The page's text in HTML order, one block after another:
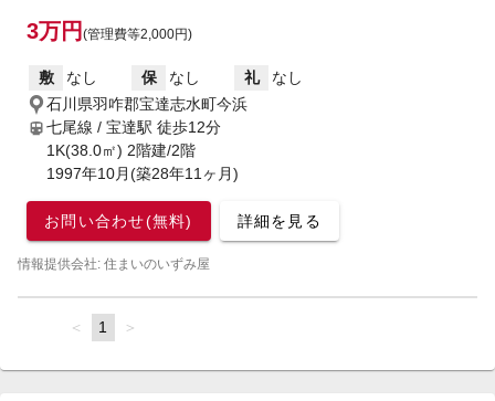
3万円 (管理費等2,000円)
敷 なし 保 なし 礼
なし
石川県羽咋郡宝達志水町今浜
七尾線 / 宝達駅 徒歩12分
1K(38.0㎡) 2階建/2階
1997年10月(築28年11ヶ月)
お問い合わせ(無料) 詳細を見る
情報提供会社: 住まいのいずみ屋
page
You're
page
1 page